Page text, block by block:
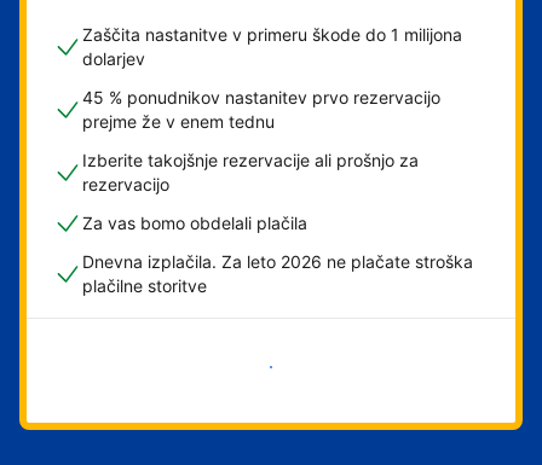
Zaščita nastanitve v primeru škode do 1 milijona
dolarjev
45 % ponudnikov nastanitev prvo rezervacijo
prejme že v enem tednu
Izberite takojšnje rezervacije ali prošnjo za
rezervacijo
Za vas bomo obdelali plačila
Dnevna izplačila. Za leto 2026 ne plačate stroška
plačilne storitve